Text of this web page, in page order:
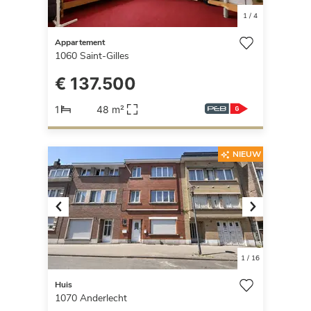
1/ 4
Appartement
1060 Saint-Gilles
€ 137.500
1 48 m²
Previous Next
1/ 16
NIEUW
Huis
1070 Anderlecht